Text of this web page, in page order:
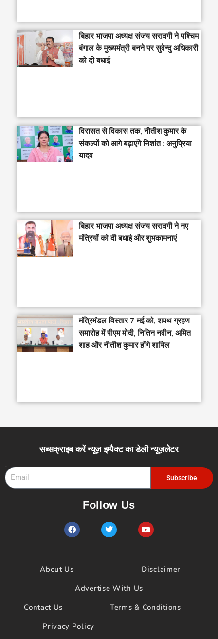
‎बिहार भाजपा अध्यक्ष संजय सरावगी ने पश्चिम
बंगाल के मुख्यमंत्री बनने पर सुवेन्दु अधिकारी
को दी बधाई
विरासत से विकास तक, नीतीश कुमार के
संकल्पों को आगे बढ़ाएंगे निशांत : अनुप्रिया
यादव
बिहार भाजपा अध्यक्ष संजय सरावगी ने नए
मंत्रियों को दी बधाई और शुभकामनाएं
मंत्रिमंडल विस्तार 7 मई को, शपथ ग्रहण
समारोह में पीएम मोदी, नितिन नवीन, अमित
शाह और नीतीश कुमार होंगे शामिल
सब्सक्राइब करें न्यूज़ इम्पैक्ट का डेली न्यूज़लेटर
Subscribe
Follow Us
F
a
e
o
T
w
t
Y
o
t
b
e
About Us
Disclaimer
Advertise With Us
Contact Us
Terms & Conditions
Privacy Policy